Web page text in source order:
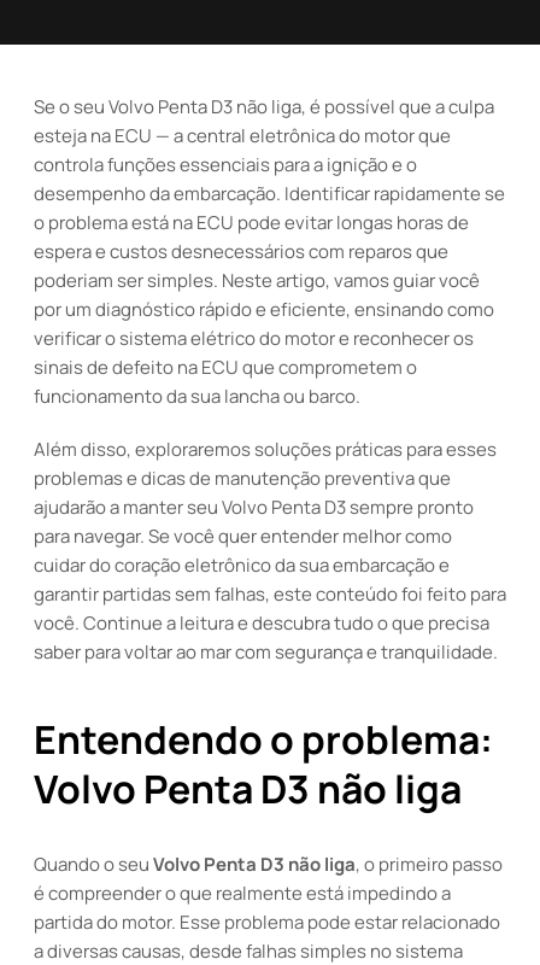
Se o seu Volvo Penta D3 não liga, é possível que a culpa
esteja na ECU — a central eletrônica do motor que
controla funções essenciais para a ignição e o
desempenho da embarcação. Identificar rapidamente se
o problema está na ECU pode evitar longas horas de
espera e custos desnecessários com reparos que
poderiam ser simples. Neste artigo, vamos guiar você
por um diagnóstico rápido e eficiente, ensinando como
verificar o sistema elétrico do motor e reconhecer os
sinais de defeito na ECU que comprometem o
funcionamento da sua lancha ou barco.
Além disso, exploraremos soluções práticas para esses
problemas e dicas de manutenção preventiva que
ajudarão a manter seu Volvo Penta D3 sempre pronto
para navegar. Se você quer entender melhor como
cuidar do coração eletrônico da sua embarcação e
garantir partidas sem falhas, este conteúdo foi feito para
você. Continue a leitura e descubra tudo o que precisa
saber para voltar ao mar com segurança e tranquilidade.
Entendendo o problema:
Volvo Penta D3 não liga
Quando o seuVolvo Penta D3 não liga, o primeiro passo
é compreender o que realmente está impedindo a
partida do motor. Esse problema pode estar relacionado
a diversas causas, desde falhas simples no sistema